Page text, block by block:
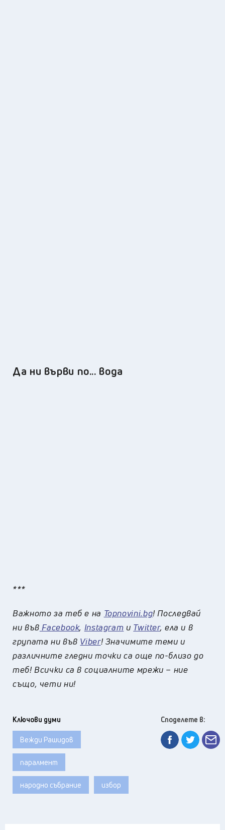
Да ни върви по... вода
***
Важното за теб е на Topnovini.bg! Последвай
ни във Facebook, Instagram и Twitter, ела и в
групата ни във Viber! Значимите теми и
различните гледни точки са още по-близо до
теб! Всички са в социалните мрежи – ние
също, чети ни!
Ключови думи
Вежди Рашидов
паралмент
народно събрание избор
Споделете в: